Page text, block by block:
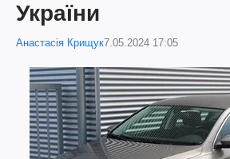
України
Анастасія Крищук7.05.2024 17:05